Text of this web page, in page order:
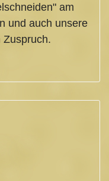
am
und auch unsere
Zuspruch.